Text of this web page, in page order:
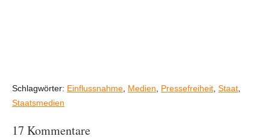
Schlagwörter: Einflussnahme Medien Pressefreiheit Staat
Staatsmedien
17 Kommentare